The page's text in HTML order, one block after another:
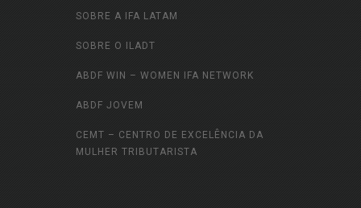
SOBRE A IFA LATAM
SOBRE O ILADT
ABDF WIN – WOMEN IFA NETWORK
ABDF JOVEM
CEMT – CENTRO DE EXCELÊNCIA DA
MULHER TRIBUTARISTA